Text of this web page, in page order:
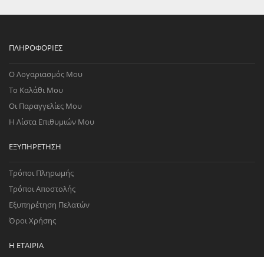
ΠΛΗΡΟΦΟΡΊΕΣ
Ο Λογαριασμός Μου
Το Καλάθι Μου
Οι Παραγγελίες Μου
Η Λίστα Επιθυμιών Μου
ΕΞΥΠΗΡΈΤΗΣΗ
Τρόποι Πληρωμής
Τρόποι Αποστολής
Εξυπηρέτηση Πελατών
Όροι Χρήσης
Η ΕΤΑΙΡΊΑ